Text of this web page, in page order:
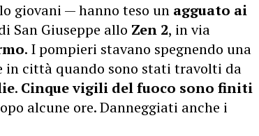
giovani — hanno teso un agguato ai
San Giuseppe allo Zen 2, in via
. I pompieri stavano spegnendo una
in città quando sono stati travolti da
. Cinque vigili del fuoco sono finiti
alcune ore. Danneggiati anche i